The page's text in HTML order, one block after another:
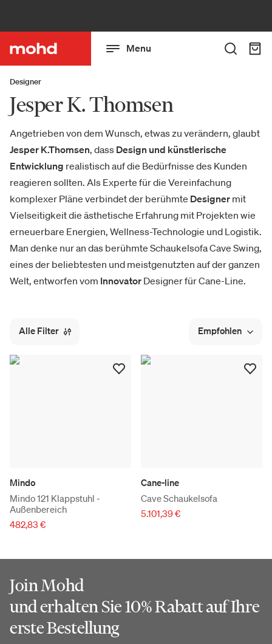
Menu
Designer
Jesper K. Thomsen
Angetrieben von dem Wunsch, etwas zu verändern, glaubt
Jesper K.Thomsen, dass Design und künstlerische
Entwicklung realistisch auf die Bedürfnisse des Kunden
reagieren sollten. Als Experte für die Vereinfachung
komplexer Pläne verbindet der berühmte Designer mit
Vielseitigkeit die ästhetische Erfahrung mit Projekten wie
erneuerbare Energien, Wellness-Technologie und Logistik.
Man denke nur an das berühmte Schaukelsofa Cave Swing,
eines der beliebtesten und meistgenutzten auf der ganzen
Welt, entworfen vom Innovator Designer für Cane-Line.
Alle Filter Empfohlen
Mindo
Mindo 121 Klappstuhl -
Außenbereich
482,83 €
Cane-line
Cave Schaukelsofa
5.101,39 €
Join Mohd
und erhalten Sie 10% Rabatt auf Ihre
erste Bestellung